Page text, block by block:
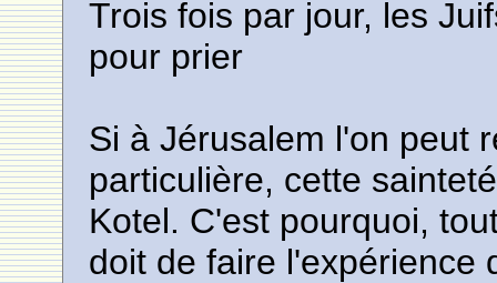
Trois fois par jour, les
pour prier
Si à Jérusalem l'on peut
particulière, cette
Kotel. C'est pourquoi,
doit de faire l'expérience